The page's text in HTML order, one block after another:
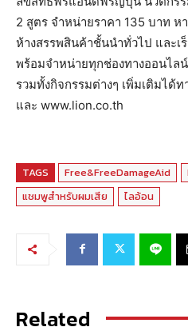
2 สูตร จำหน่ายราคา 135 บาท ห
ห้างสรรพสินค้าชั้นนำทั่วไป และเ
พร้อมจำหน่ายทุกช่องทางออนไล
รวมทั้งกิจกรรมต่างๆ เพิ่มเติมได้
และ www.lion.co.th
TAGS Free&FreeDamageAid
แชมพูสำหรับผมเสีย
ไลอ้อน
Related